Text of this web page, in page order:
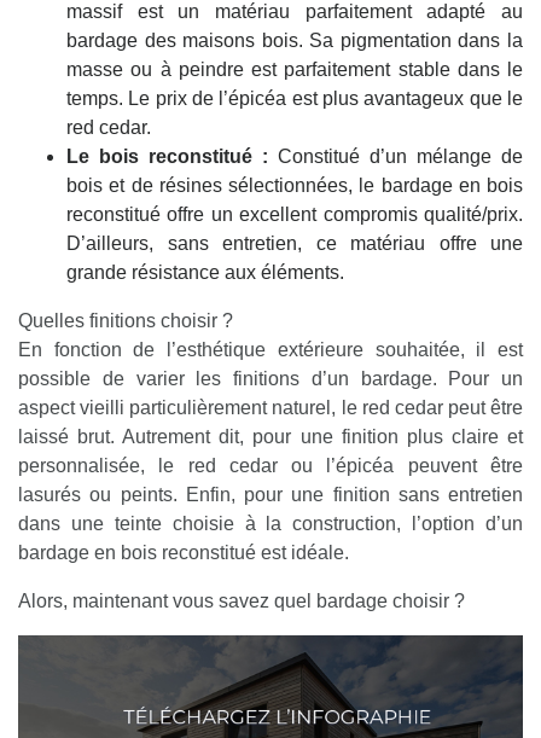
massif est un matériau parfaitement adapté au
bardage des maisons bois. Sa pigmentation dans la
masse ou à peindre est parfaitement stable dans le
temps. Le prix de l’épicéa est plus avantageux que le
red cedar.
Le bois reconstitué : Constitué d’un mélange de
bois et de résines sélectionnées, le bardage en bois
reconstitué offre un excellent compromis qualité/prix.
D’ailleurs, sans entretien, ce matériau offre une
grande résistance aux éléments.
Quelles finitions choisir ?
En fonction de l’esthétique extérieure souhaitée, il est
possible de varier les finitions d’un bardage. Pour un
aspect vieilli particulièrement naturel, le red cedar peut être
laissé brut. Autrement dit, pour une finition plus claire et
personnalisée, le red cedar ou l’épicéa peuvent être
lasurés ou peints. Enfin, pour une finition sans entretien
dans une teinte choisie à la construction, l’option d’un
bardage en bois reconstitué est idéale.
Alors, maintenant vous savez quel bardage choisir ?